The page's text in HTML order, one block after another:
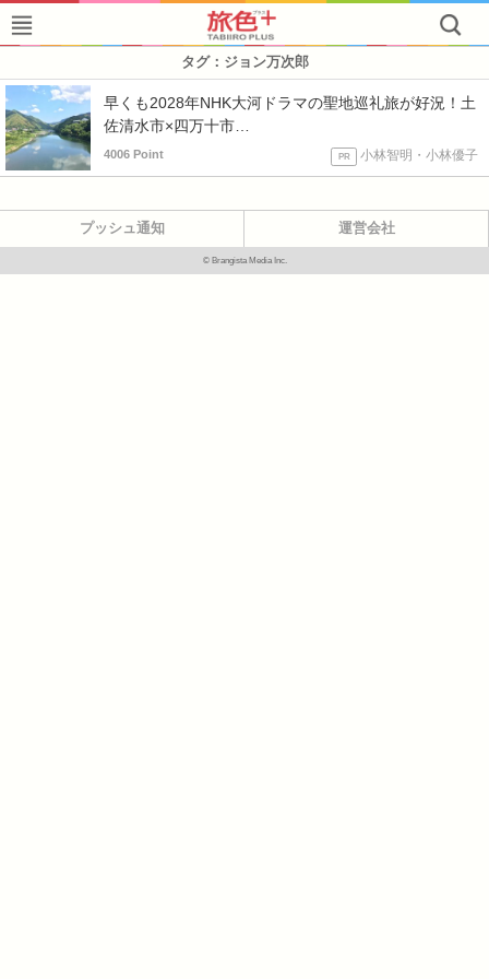
タグ：ジョン万次郎
早くも2028年NHK大河ドラマの聖地巡礼旅が好況！土
佐清水市×四万十市…
4006 Point PR 小林智明・小林優子
プッシュ通知 運営会社
© Brangista Media Inc.